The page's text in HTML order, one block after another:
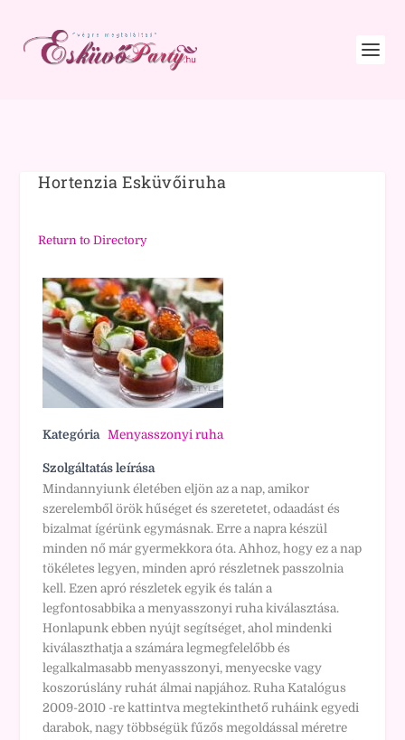
Hortenzia Esküvőiruha
Return to Directory
Kategória Menyasszonyi ruha
Szolgáltatás leírása
Mindannyiunk életében eljön az a nap, amikor
szerelemből örök hűséget és szeretetet, odaadást és
bizalmat ígérünk egymásnak. Erre a napra készül
minden nő már gyermekkora óta. Ahhoz, hogy ez a nap
tökéletes legyen, minden apró részletnek passzolnia
kell. Ezen apró részletek egyik és talán a
legfontosabbika a menyasszonyi ruha kiválasztása.
Honlapunk ebben nyújt segítséget, ahol mindenki
kiválaszthatja a számára legmegfelelőbb és
legalkalmasabb menyasszonyi, menyecske vagy
koszorúslány ruhát álmai napjához. Ruha Katalógus
2009-2010 -re kattintva megtekinthető ruháink egyedi
darabok, nagy többségük fűzős megoldással méretre